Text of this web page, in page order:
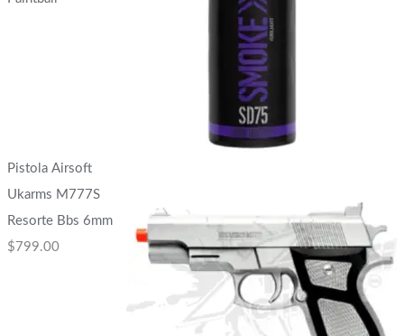
Pistola Airsoft
Ukarms M777S
Resorte Bbs 6mm
$799.00